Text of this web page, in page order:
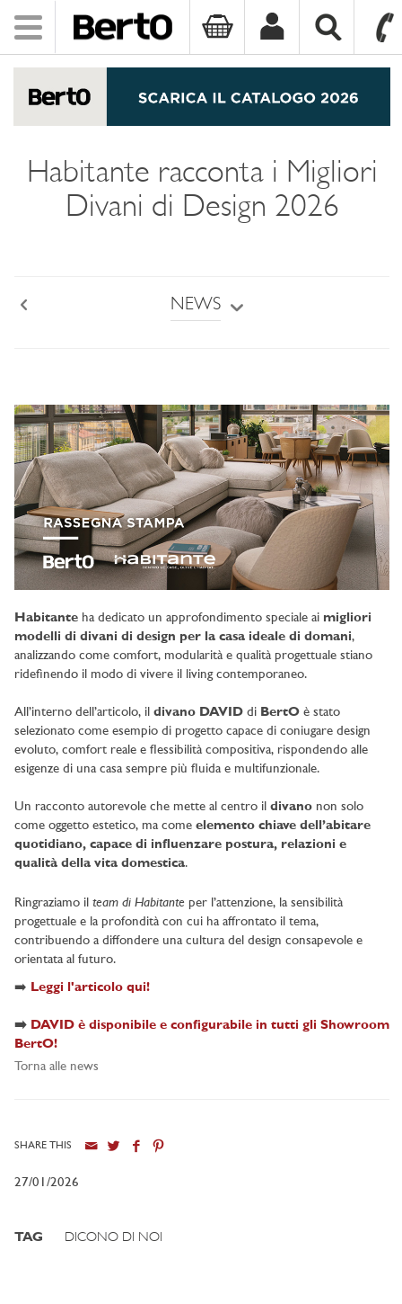
Toggle
navigation
Habitante racconta i Migliori
Divani di Design 2026
NEWS
Habitante ha dedicato un approfondimento speciale ai migliori
modelli di divani di design per la casa ideale di domani,
analizzando come comfort, modularità e qualità progettuale stiano
ridefinendo il modo di vivere il living contemporaneo.
All’interno dell’articolo, il divano DAVID di BertO è stato
selezionato come esempio di progetto capace di coniugare design
evoluto, comfort reale e flessibilità compositiva, rispondendo alle
esigenze di una casa sempre più fluida e multifunzionale.
Un racconto autorevole che mette al centro il divano non solo
come oggetto estetico, ma come elemento chiave dell’abitare
quotidiano, capace di influenzare postura, relazioni e
qualità della vita domestica.
Ringraziamo il team di Habitante per l’attenzione, la sensibilità
progettuale e la profondità con cui ha affrontato il tema,
contribuendo a diffondere una cultura del design consapevole e
orientata al futuro.
➡️ Leggi l'articolo qui!
➡️ DAVID è disponibile e configurabile in tutti gli Showroom
BertO!
Torna alle news
SHARE THIS
27/01/2026
TAG DICONO DI NOI